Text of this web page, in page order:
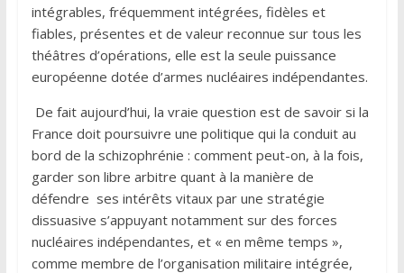
intégrables, fréquemment intégrées, fidèles et
fiables, présentes et de valeur reconnue sur tous les
théâtres d’opérations, elle est la seule puissance
européenne dotée d’armes nucléaires indépendantes.
De fait aujourd’hui, la vraie question est de savoir si la
France doit poursuivre une politique qui la conduit au
bord de la schizophrénie : comment peut-on, à la fois,
garder son libre arbitre quant à la manière de
défendre ses intérêts vitaux par une stratégie
dissuasive s’appuyant notamment sur des forces
nucléaires indépendantes, et « en même temps »,
comme membre de l’organisation militaire intégrée,